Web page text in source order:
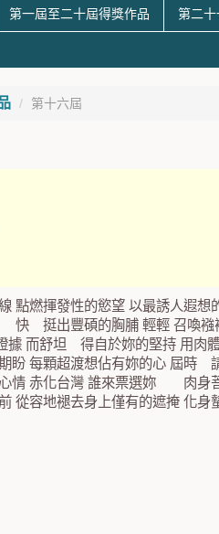
第一屆至二十屆得獎作品 第二
第十六屆
點燃揮發性的慾望 以最誘人遐
脯 輕輕 召喚襁褓裏吸食
而舒坦 得自於妳的堅持 用肉
每顆超渡想佔有妳的心 屆時
情 赤化台灣 誰來票選妳 肉身
從容地褪去身上僅有的遮掩